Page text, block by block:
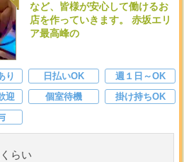
など、皆様が安心して働けるお
店を作っていきます。 赤坂エリ
ア最高峰の
り 日払いOK
週１日～OK
迎 個室待機
掛け持ちOK
らい